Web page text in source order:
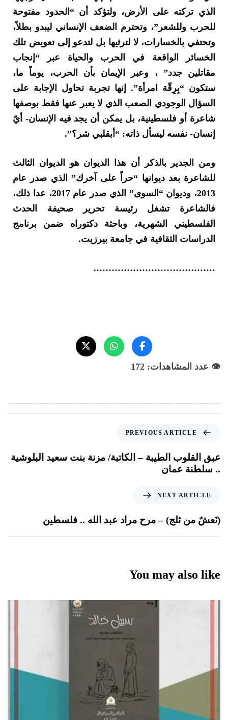
الذي تركته على الأرض، ولتؤكد أن “الحدود مفتوحة
للحرب وللشعر”، وتحترم الضعف الإنساني ليبدو بطلاً،
وتحتفي بالخسارات، لا لترثيها بل لتدعو إلى تعويض تلك
الخسائر الواقعة في الحرب والحياة عبر “إنجاب
مقاتلين جدد” ، وعبر الإيمان بأن الحرب، يوماً ما،
ستكون “بِرِقّة امرأة”. إنها تجربة تحاول الإجابة على
السؤال الوجودي الصعب الذي لا يعبر عنها فقط بوصفها
شاعرة أو فلسطينية، بل يمكن أن يجد فيه الإنسان- أيّ
إنسان- نفسه ليسأل ذاته: “أبقلبي شر؟”.
ومن الجدير بالذكر أن هذا الديوان هو الديوان الثالث
للشاعرة بعد ديوانها “حراً على آخرك” الذي صدر عام
2013، وديوان “السوى” الذي صدر عام 2017، عدا ذلك،
فالشاعرة تشغل رئيسة تحرير صحيفة الحدث
الفلسطيني الشهرية، وباحثة دكتوراه ضمن برنامج
الدراسات الثقافية في جامعة بيرزيت.
………………………………….
👁️ عدد المشاهدات: 172
PREVIOUS ARTICLE
عبق القلوب الطيبة – الكاتبة/ مزنة بنت سعيد البلوشية
.. سلطنة عمان
NEXT ARTICLE
(نَعشٌ من ثلج) – مرح مراد عبد الله .. فلسطين
You may also like